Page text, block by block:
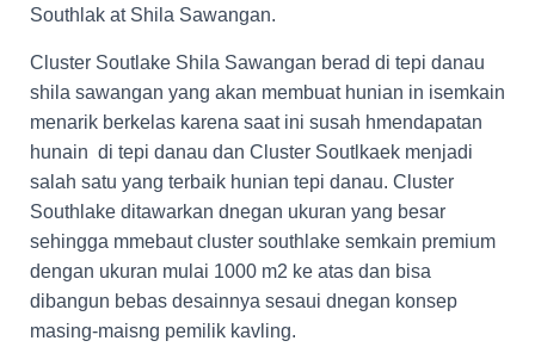
Southlak at Shila Sawangan.
Cluster Soutlake Shila Sawangan berad di tepi danau
shila sawangan yang akan membuat hunian in isemkain
menarik berkelas karena saat ini susah hmendapatan
hunain di tepi danau dan Cluster Soutlkaek menjadi
salah satu yang terbaik hunian tepi danau. Cluster
Southlake ditawarkan dnegan ukuran yang besar
sehingga mmebaut cluster southlake semkain premium
dengan ukuran mulai 1000 m2 ke atas dan bisa
dibangun bebas desainnya sesaui dnegan konsep
masing-maisng pemilik kavling.